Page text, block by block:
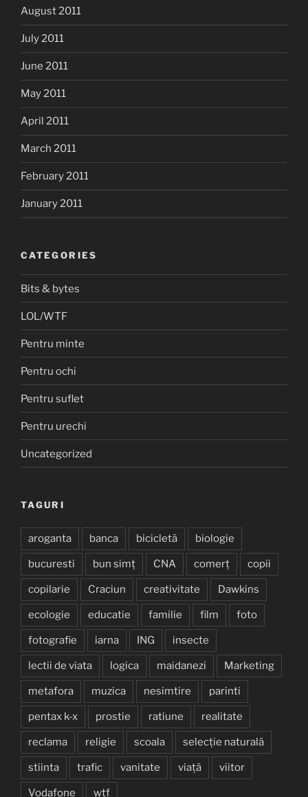
August 2011
July 2011
June 2011
May 2011
April 2011
March 2011
February 2011
January 2011
CATEGORIES
Bits & bytes
LOL/WTF
Pentru minte
Pentru ochi
Pentru suflet
Pentru urechi
Uncategorized
TAGURI
aroganta banca bicicletă biologie
bucuresti bun simț CNA comerț copii
copilarie Craciun creativitate Dawkins
ecologie educatie familie film foto
fotografie iarna ING insecte
lectii de viata logica maidanezi Marketing
metafora muzica nesimtire parinti
pentax k-x prostie ratiune realitate
reclama religie scoala selecție naturală
stiinta trafic vanitate viață viitor
Vodafone wtf